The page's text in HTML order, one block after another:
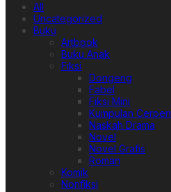
All
Uncategorized
Buku
Artbook
Buku Anak
Fiksi
Dongeng
Fabel
Fiksi Mini
Kumpulan Cerpen
Naskah Drama
Novel
Novel Grafis
Roman
Komik
Nonfiksi